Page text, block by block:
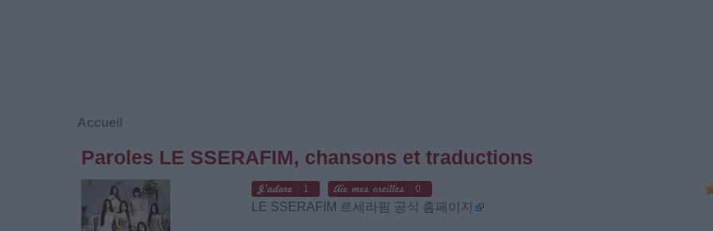
Accueil
Paroles LE SSERAFIM, chansons et traductions
1 0
LE SSERAFIM 르세라핌 공식 홈페이지